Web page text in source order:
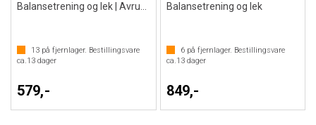
13 på fjernlager. Bestillingsvare
ca.13 dager
579,-
Balansetrening og lek
6på fjernlager. Bestillingsvare
ca.13dager
849,-